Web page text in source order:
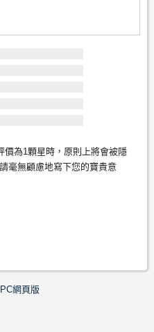
價為1顆星時，原則上將會被隱
毫無顧慮地寫下您的寶貴意
網頁版